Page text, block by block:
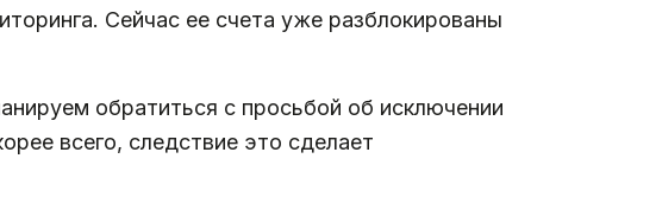
Сейчас ее счета уже разблокированы
обратиться с просьбой об исключении
всего, следствие это сделает